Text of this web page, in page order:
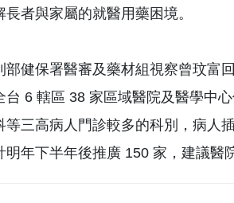
長者與家屬的就醫用藥困境。
部健保署醫審及藥材組視察曾玟富
台 6 轄區 38 家區域醫院及醫學中
等三高病人門診較多的科別，病人
明年下半年後推廣 150 家，建議醫